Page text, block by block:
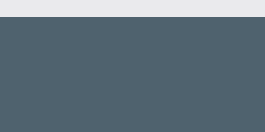
CeXzer